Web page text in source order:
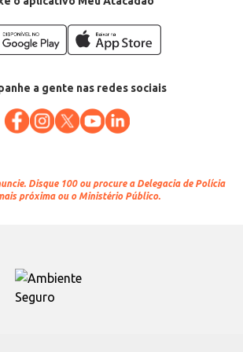
a gente nas redes sociais
Disque 100 ou procure a Delegacia de Polícia
próxima ou o Ministério Público.